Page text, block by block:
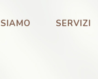
SERVIZI